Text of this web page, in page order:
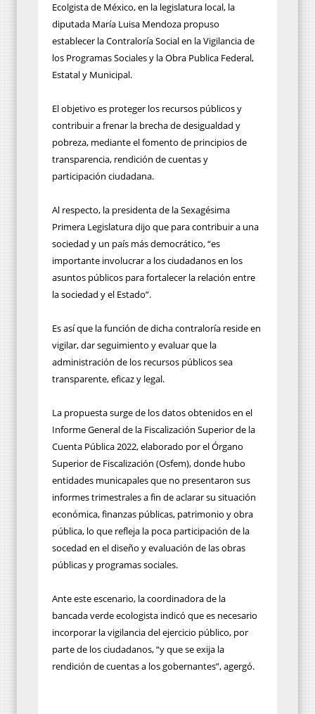
Ecolgista de México, en la legislatura local, la
diputada María Luisa Mendoza propuso
establecer la Contraloría Social en la Vigilancia de
los Programas Sociales y la Obra Publica Federal,
Estatal y Municipal.
El objetivo es proteger los recursos públicos y
contribuir a frenar la brecha de desigualdad y
pobreza, mediante el fomento de principios de
transparencia, rendición de cuentas y
participación ciudadana.
Al respecto, la presidenta de la Sexagésima
Primera Legislatura dijo que para contribuir a una
sociedad y un país más democrático, “es
importante involucrar a los ciudadanos en los
asuntos públicos para fortalecer la relación entre
la sociedad y el Estado”.
Es así que la función de dicha contraloría reside en
vigilar, dar seguimiento y evaluar que la
administración de los recursos públicos sea
transparente, eficaz y legal.
La propuesta surge de los datos obtenidos en el
Informe General de la Fiscalización Superior de la
Cuenta Pública 2022, elaborado por el Órgano
Superior de Fiscalización (Osfem), donde hubo
entidades municapales que no presentaron sus
informes trimestrales a fin de aclarar su situación
económica, finanzas públicas, patrimonio y obra
pública, lo que refleja la poca participación de la
socedad en el diseño y evaluación de las obras
públicas y programas sociales.
Ante este escenario, la coordinadora de la
bancada verde ecologista indicó que es necesario
incorporar la vigilancia del ejercicio público, por
parte de los ciudadanos, “y que se exija la
rendición de cuentas a los gobernantes”, agergó.